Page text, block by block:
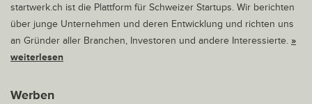
startwerk.ch ist die Plattform für Schweizer Startups. Wir berichten
über junge Unternehmen und deren Entwicklung und richten uns
an Gründer aller Branchen, Investoren und andere Interessierte. »
weiterlesen
Werben